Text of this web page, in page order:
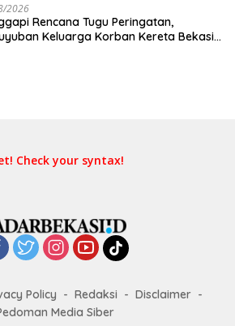
2026
Rencana Tugu Peringatan,
Keluarga Korban Kereta Bekasi
Check your syntax!
Policy Redaksi
Disclaimer
Media Siber